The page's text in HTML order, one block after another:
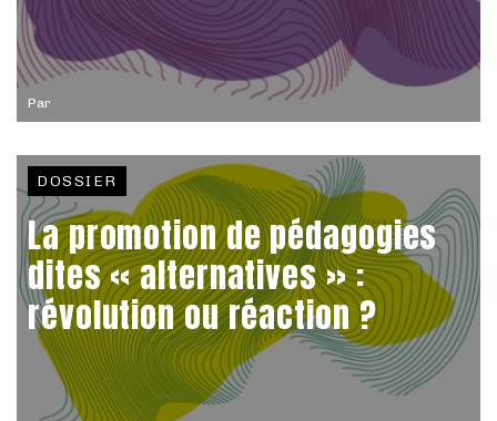
Par
DOSSIER
La promotion de pédagogies
dites « alternatives » :
révolution ou réaction ?